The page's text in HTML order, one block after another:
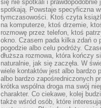
się nie spotkali i prawdopodobnie
spotkają. Powstaje specyficzna
tymczasowości. Ktoś czyta
na komputerze, ktoś drzemie,
rozmowę przez telefon, ktoś
okno. Czasem pada kilka zdań o
pogodzie albo celu podróży.
dłuższa rozmowa, która kończy
naturalnie, jak się zaczęła. W
wiele kontaktów jest albo bardzo
albo bardzo zapośredniczonych
krótka wspólna droga ma swój
charakter. Co ciekawe, kolej
także wśród osób, które